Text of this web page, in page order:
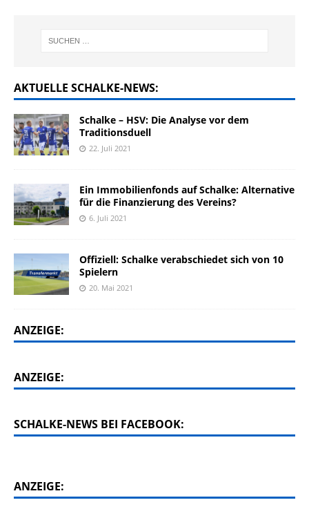
AKTUELLE SCHALKE-NEWS:
Schalke – HSV: Die Analyse vor dem
Traditionsduell
22. Juli 2021
Ein Immobilienfonds auf Schalke: Alternative
für die Finanzierung des Vereins?
6. Juli 2021
Offiziell: Schalke verabschiedet sich von 10
Spielern
20. Mai 2021
ANZEIGE:
ANZEIGE:
SCHALKE-NEWS BEI FACEBOOK:
ANZEIGE: